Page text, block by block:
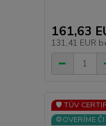
161,63
131,41 EUR
🛡️ TÜV
⚙️OVERÍME ČI